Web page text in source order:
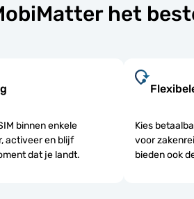
het
binnen enkele
activeer en blijf
dat je landt.
Kies
voor
bieden ook